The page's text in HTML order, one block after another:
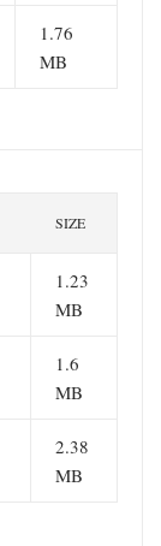
1.76
MB
SIZE
1.23
MB
1.6
MB
2.38
MB